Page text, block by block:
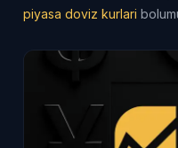
piyasa doviz kurlari